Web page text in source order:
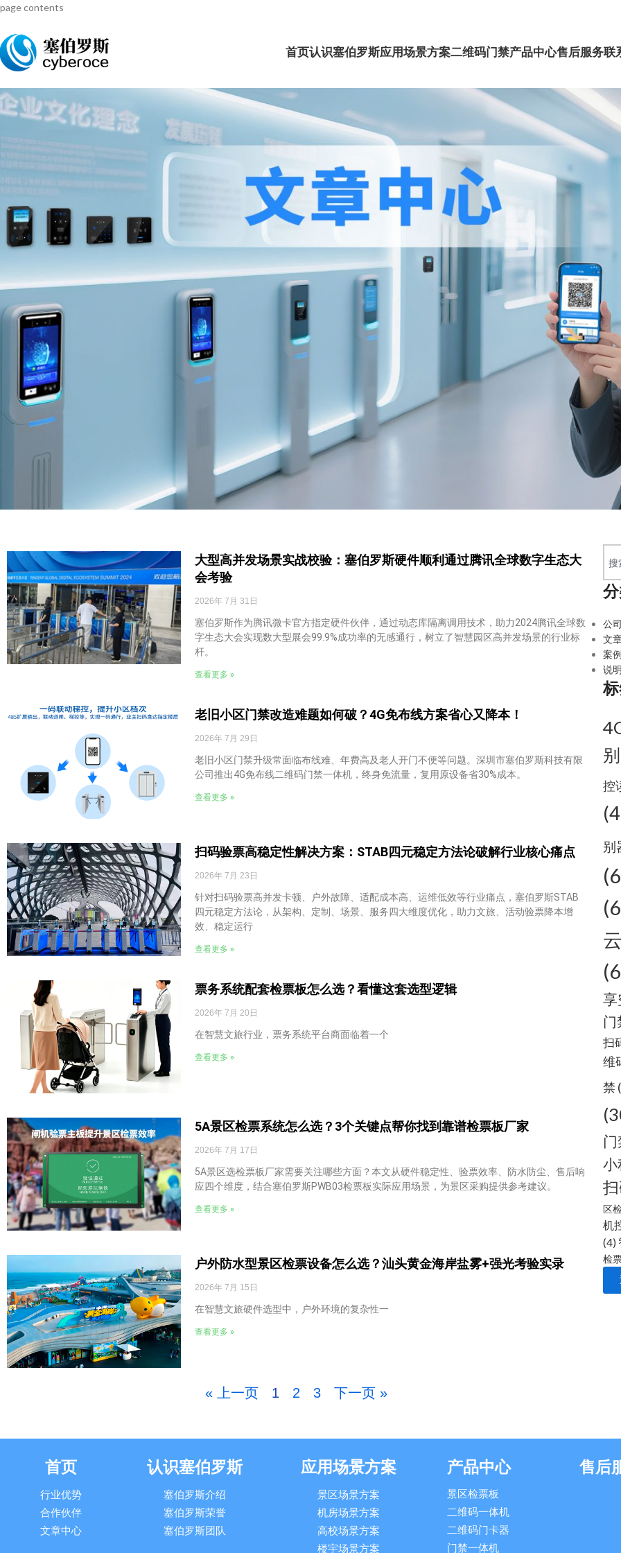
page contents
首页认识塞伯罗斯应用场景方案二维码门禁产品中心售后服务联
大型高并发场景实战校验：塞伯罗斯硬件顺利通过腾讯全球数字生态大
会考验
2026年 7月 31日
塞伯罗斯作为腾讯微卡官方指定硬件伙伴，通过动态库隔离调用技术，助力2024腾讯全球数
字生态大会实现数大型展会99.9%成功率的无感通行，树立了智慧园区高并发场景的行业标
杆。
查看更多 »
老旧小区门禁改造难题如何破？4G免布线方案省心又降本！
2026年 7月 29日
老旧小区门禁升级常面临布线难、年费高及老人开门不便等问题。深圳市塞伯罗斯科技有限
公司推出4G免布线二维码门禁一体机，终身免流量，复用原设备省30%成本。
查看更多 »
扫码验票高稳定性解决方案：STAB四元稳定方法论破解行业核心痛点
2026年 7月 23日
针对扫码验票高并发卡顿、户外故障、适配成本高、运维低效等行业痛点，塞伯罗斯STAB
四元稳定方法论，从架构、定制、场景、服务四大维度优化，助力文旅、活动验票降本增
效、稳定运行
查看更多 »
票务系统配套检票板怎么选？看懂这套选型逻辑
2026年 7月 20日
在智慧文旅行业，票务系统平台商面临着一个
查看更多 »
5A景区检票系统怎么选？3个关键点帮你找到靠谱检票板厂家
2026年 7月 17日
5A景区选检票板厂家需要关注哪些方面？本文从硬件稳定性、验票效率、防水防尘、售后响
应四个维度，结合塞伯罗斯PWB03检票板实际应用场景，为景区采购提供参考建议。
查看更多 »
户外防水型景区检票设备怎么选？汕头黄金海岸盐雾+强光考验实录
2026年 7月 15日
在智慧文旅硬件选型中，户外环境的复杂性一
查看更多 »
« 上一页 1 2 3 下一页 »
公
文
案
说
控
别
享
门
扫
维
禁
小
区
机
(4)
检
首页
行业优势
合作伙伴
文章中心
认识塞伯罗斯
塞伯罗斯介绍
塞伯罗斯荣誉
塞伯罗斯团队
应用场景方案
景区场景方案
机房场景方案
高校场景方案
楼宇场景方案
产品中心
景区检票板
二维码一体机
二维码门卡器
门禁一体机
售后